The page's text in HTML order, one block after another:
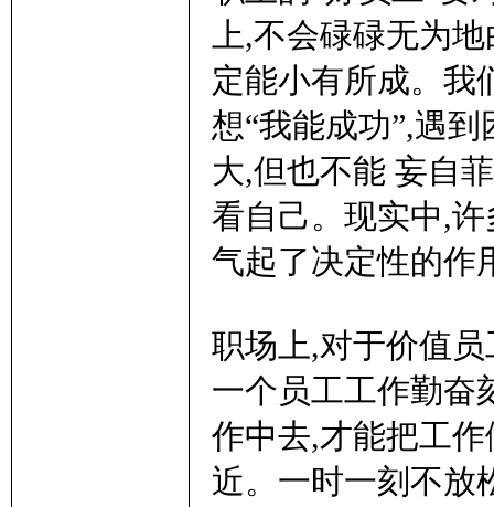
上,不会碌碌无为
定能小有所成。我
想“我能成功”,遇
大,但也不能 妄自
看自己。现实中,
气起了决定性的作
职场上,对于价值
一个员工工作勤奋
作中去,才能把工
近。一时一刻不放